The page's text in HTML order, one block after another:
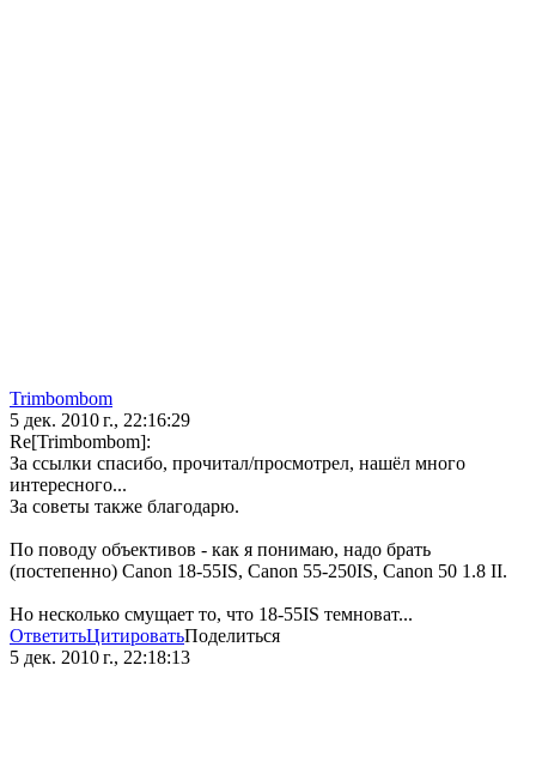
Trimbombom
5 дек. 2010 г., 22:16:29
Re[Trimbombom]:
За ссылки спасибо, прочитал/просмотрел, нашёл много
интересного...
За советы также благодарю.
По поводу объективов - как я понимаю, надо брать
(постепенно) Canon 18-55IS, Canon 55-250IS, Canon 50 1.8 II.
Но несколько смущает то, что 18-55IS темноват...
ОтветитьЦитироватьПоделиться
5 дек. 2010 г., 22:18:13